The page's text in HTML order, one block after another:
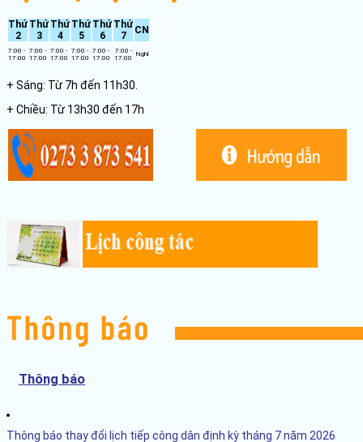
Thứ
2
Thứ
3
Thứ
4
Thứ
5
Thứ
6
Thứ
7
CN
7:00 -
17:00
7:00 -
17:00
7:00 -
17:00
7:00 -
17:00
7:00 -
17:00
7:00 -
17:00
Nghỉ
+ Sáng: Từ 7h đến 11h30.
+ Chiều: Từ 13h30 đến 17h
Thông báo
Thông báo thay đổi lịch tiếp công dân định kỳ tháng 7 năm 2026